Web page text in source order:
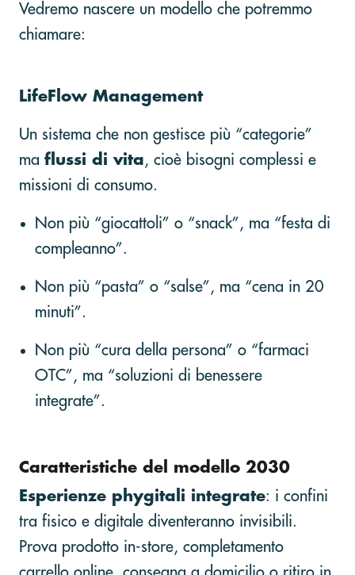
Vedremo nascere un modello che potremmo
chiamare:
LifeFlow Management
Un sistema che non gestisce più “categorie”
ma flussi di vita, cioè bisogni complessi e
missioni di consumo.
Non più “giocattoli” o “snack”, ma “festa di
compleanno”.
Non più “pasta” o “salse”, ma “cena in 20
minuti”.
Non più “cura della persona” o “farmaci
OTC”, ma “soluzioni di benessere
integrate”.
Caratteristiche del modello 2030
Esperienze phygitali integrate: i confini
tra fisico e digitale diventeranno invisibili.
Prova prodotto in-store, completamento